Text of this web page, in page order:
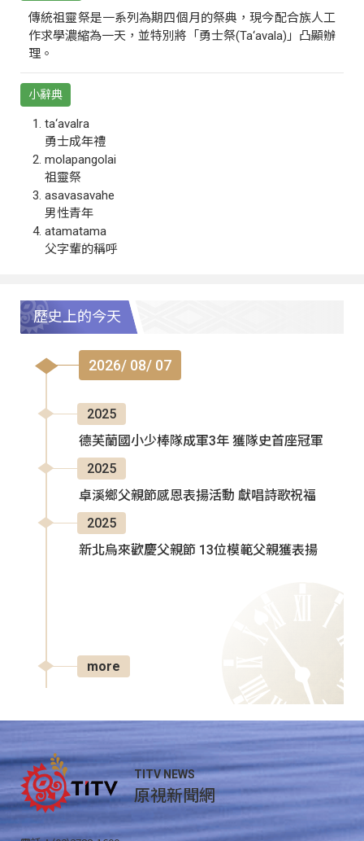
傳統祖靈祭是一系列為期四個月的祭典，現今配合族人工
作求學濃縮為一天，並特別將「勇士祭(Ta‘avala)」凸顯辦
理。
小辭典
ta‘avalra
勇士成年禮
molapangolai
祖靈祭
asavasavahe
男性青年
atamatama
父字輩的稱呼
歷史上的今天
2026/ 08/ 07
2025
德芙蘭國小少棒隊成軍3年 獲隊史首座冠軍
2025
卓溪鄉父親節感恩表揚活動 獻唱詩歌祝福
2025
新北烏來歡慶父親節 13位模範父親獲表揚
more
TITV NEWS
原視新聞網